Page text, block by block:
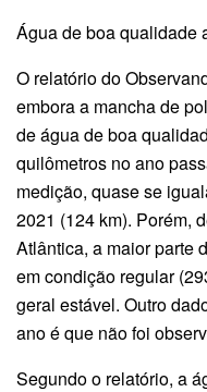
Água de boa qualidade
O relatório do
embora a mancha de
de água de boa
quilômetros no ano
medição, quase se
2021 (124 km). Porém,
Atlântica, a maior parte
em condição regular
geral estável. Outro
ano é que não foi
Segundo o relatório, a